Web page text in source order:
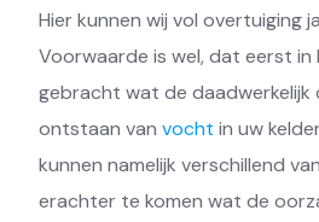
Hier kunnen wij vol overtuiging
Voorwaarde is wel, dat eerst
gebracht wat de daadwerkelijk
ontstaan van vocht in uw
kunnen namelijk verschillend
erachter te komen wat de